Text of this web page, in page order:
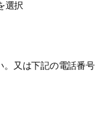
選択
。又は下記の電話番号